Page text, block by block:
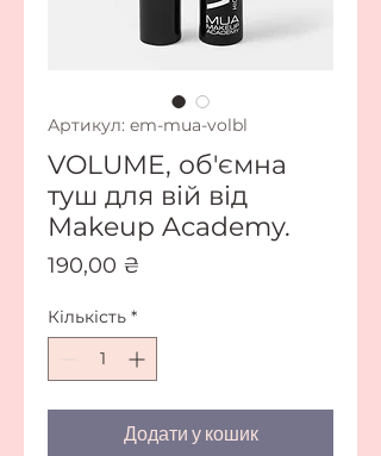
Артикул: em-mua-volbl
VOLUME, об'ємна
туш для вій від
Makeup Academy.
190,00 ₴
Кількість *
Додати у кошик